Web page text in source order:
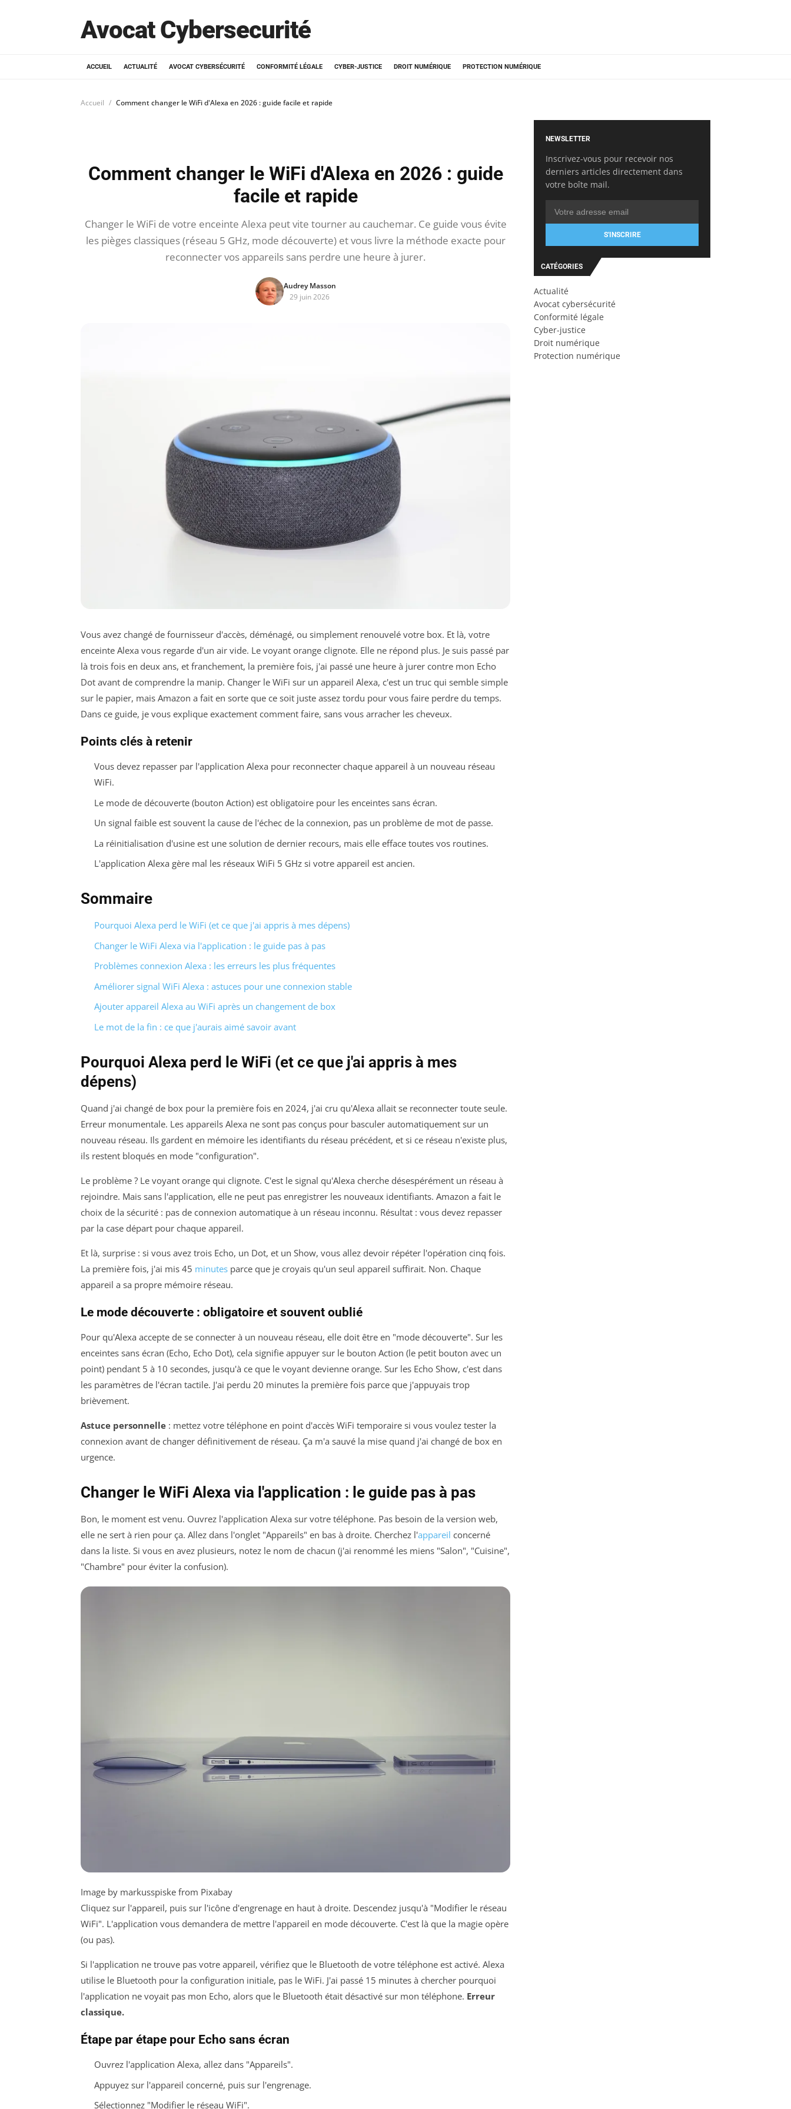
Avocat Cybersecurité
ACCUEIL ACTUALITÉ AVOCAT CYBERSÉCURITÉ CONFORMITÉ LÉGALE CYBER-JUSTICE DROIT NUMÉRIQUE PROTECTION NUMÉRIQUE
Accueil Comment changer le WiFi d'Alexa en 2026 : guide facile et rapide
Comment changer le WiFi d'Alexa en 2026 : guide
facile et rapide
Changer le WiFi de votre enceinte Alexa peut vite tourner au cauchemar. Ce guide vous évite
les pièges classiques (réseau 5 GHz, mode découverte) et vous livre la méthode exacte pour
reconnecter vos appareils sans perdre une heure à jurer.
Audrey Masson
29 juin 2026
Vous avez changé de fournisseur d'accès, déménagé, ou simplement renouvelé votre box. Et là, votre
enceinte Alexa vous regarde d'un air vide. Le voyant orange clignote. Elle ne répond plus. Je suis passé par
là trois fois en deux ans, et franchement, la première fois, j'ai passé une heure à jurer contre mon Echo
Dot avant de comprendre la manip. Changer le WiFi sur un appareil Alexa, c'est un truc qui semble simple
sur le papier, mais Amazon a fait en sorte que ce soit juste assez tordu pour vous faire perdre du temps.
Dans ce guide, je vous explique exactement comment faire, sans vous arracher les cheveux.
Points clés à retenir
Vous devez repasser par l'application Alexa pour reconnecter chaque appareil à un nouveau réseau
WiFi.
Le mode de découverte (bouton Action) est obligatoire pour les enceintes sans écran.
Un signal faible est souvent la cause de l'échec de la connexion, pas un problème de mot de passe.
La réinitialisation d'usine est une solution de dernier recours, mais elle efface toutes vos routines.
L'application Alexa gère mal les réseaux WiFi 5 GHz si votre appareil est ancien.
Sommaire
Pourquoi Alexa perd le WiFi (et ce que j'ai appris à mes dépens)
Changer le WiFi Alexa via l'application : le guide pas à pas
Problèmes connexion Alexa : les erreurs les plus fréquentes
Améliorer signal WiFi Alexa : astuces pour une connexion stable
Ajouter appareil Alexa au WiFi après un changement de box
Le mot de la fin : ce que j'aurais aimé savoir avant
Pourquoi Alexa perd le WiFi (et ce que j'ai appris à mes
dépens)
Quand j'ai changé de box pour la première fois en 2024, j'ai cru qu'Alexa allait se reconnecter toute seule.
Erreur monumentale. Les appareils Alexa ne sont pas conçus pour basculer automatiquement sur un
nouveau réseau. Ils gardent en mémoire les identifiants du réseau précédent, et si ce réseau n'existe plus,
ils restent bloqués en mode "configuration".
Le problème ? Le voyant orange qui clignote. C'est le signal qu'Alexa cherche désespérément un réseau à
rejoindre. Mais sans l'application, elle ne peut pas enregistrer les nouveaux identifiants. Amazon a fait le
choix de la sécurité : pas de connexion automatique à un réseau inconnu. Résultat : vous devez repasser
par la case départ pour chaque appareil.
Et là, surprise : si vous avez trois Echo, un Dot, et un Show, vous allez devoir répéter l'opération cinq fois.
La première fois, j'ai mis 45 minutes parce que je croyais qu'un seul appareil suffirait. Non. Chaque
appareil a sa propre mémoire réseau.
Le mode découverte : obligatoire et souvent oublié
Pour qu'Alexa accepte de se connecter à un nouveau réseau, elle doit être en "mode découverte". Sur les
enceintes sans écran (Echo, Echo Dot), cela signifie appuyer sur le bouton Action (le petit bouton avec un
point) pendant 5 à 10 secondes, jusqu'à ce que le voyant devienne orange. Sur les Echo Show, c'est dans
les paramètres de l'écran tactile. J'ai perdu 20 minutes la première fois parce que j'appuyais trop
brièvement.
Astuce personnelle : mettez votre téléphone en point d'accès WiFi temporaire si vous voulez tester la
connexion avant de changer définitivement de réseau. Ça m'a sauvé la mise quand j'ai changé de box en
urgence.
Changer le WiFi Alexa via l'application : le guide pas à pas
Bon, le moment est venu. Ouvrez l'application Alexa sur votre téléphone. Pas besoin de la version web,
elle ne sert à rien pour ça. Allez dans l'onglet "Appareils" en bas à droite. Cherchez l'appareil concerné
dans la liste. Si vous en avez plusieurs, notez le nom de chacun (j'ai renommé les miens "Salon", "Cuisine",
"Chambre" pour éviter la confusion).
Image by markusspiske from Pixabay
Cliquez sur l'appareil, puis sur l'icône d'engrenage en haut à droite. Descendez jusqu'à "Modifier le réseau
WiFi". L'application vous demandera de mettre l'appareil en mode découverte. C'est là que la magie opère
(ou pas).
Si l'application ne trouve pas votre appareil, vérifiez que le Bluetooth de votre téléphone est activé. Alexa
utilise le Bluetooth pour la configuration initiale, pas le WiFi. J'ai passé 15 minutes à chercher pourquoi
l'application ne voyait pas mon Echo, alors que le Bluetooth était désactivé sur mon téléphone. Erreur
classique.
Étape par étape pour Echo sans écran
Ouvrez l'application Alexa, allez dans "Appareils".
Appuyez sur l'appareil concerné, puis sur l'engrenage.
Sélectionnez "Modifier le réseau WiFi".
NEWSLETTER
Inscrivez-vous pour recevoir nos
derniers articles directement dans
votre boîte mail.
S'INSCRIRE
CATÉGORIES
Actualité
Avocat cybersécurité
Conformité légale
Cyber-justice
Droit numérique
Protection numérique